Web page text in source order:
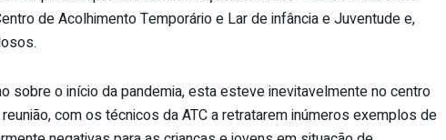
de Acolhimento Temporário e Lar de infância e Juventude e,
sobre o início da pandemia, esta esteve inevitavelmente no centro
com os técnicos da ATC a retratarem inúmeros exemplos de